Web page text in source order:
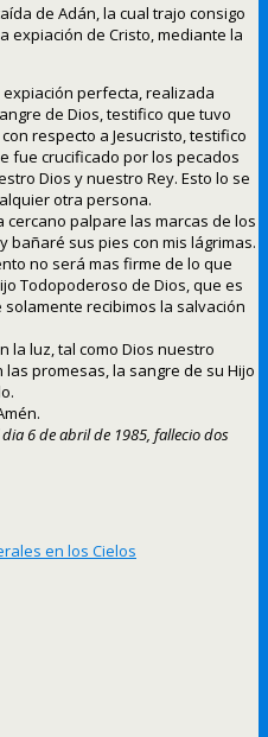
de Adán, la cual trajo consigo
expiación de Cristo, mediante la
perfecta, realizada
de Dios, testifico que tuvo
respecto a Jesucristo, testifico
fue crucificado por los pecados
Dios y nuestro Rey. Esto lo se
otra persona.
cercano palpare las marcas de los
bañaré sus pies con mis lágrimas.
no será mas firme de lo que
Todopoderoso de Dios, que es
recibimos la salvación
la luz, tal como Dios nuestro
promesas, la sangre de su Hijo
dia 6 de abril de 1985, fallecio dos
en los Cielos